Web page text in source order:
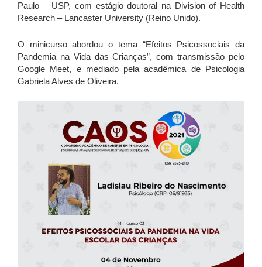
Paulo – USP, com estágio doutoral na Division of Health
Research – Lancaster University (Reino Unido).
O minicurso abordou o tema “Efeitos Psicossociais da
Pandemia na Vida das Crianças”, com transmissão pelo
Google Meet, e mediado pela acadêmica de Psicologia
Gabriela Alves de Oliveira.